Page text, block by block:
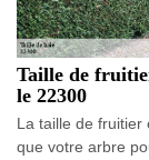
Taille de
le 22300
La taille de fruitier
que votre arbre